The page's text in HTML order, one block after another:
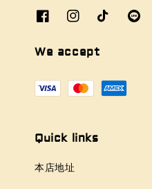
We accept
Quick links
本店地址